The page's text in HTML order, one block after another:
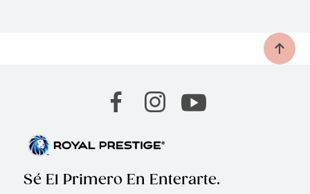
Sé El Primero En Enterarte.